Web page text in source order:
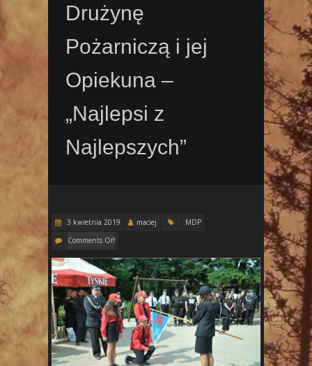
Drużynę
Pożarniczą i jej
Opiekuna –
„Najlepsi z
Najlepszych”
3 kwietnia 2019 maciej
MDP
Comments Off